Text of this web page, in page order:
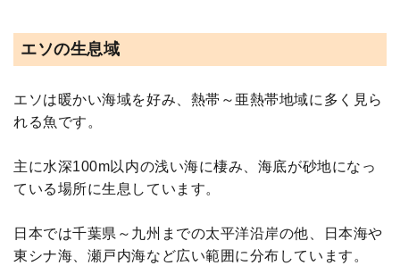
エソの生息域
エソは暖かい海域を好み、熱帯～亜熱帯地域に多く見ら
れる魚です。
主に水深100m以内の浅い海に棲み、海底が砂地になっ
ている場所に生息しています。
日本では千葉県～九州までの太平洋沿岸の他、日本海や
東シナ海、瀬戸内海など広い範囲に分布しています。